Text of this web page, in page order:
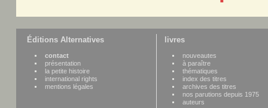
Éditions Alternatives
contact
présentation
la petite histoire
international rights
mentions légales
livres
nouveautes
à paraître
thématiques
index des titres
archives des titres
nos parutions depuis 1975
auteurs